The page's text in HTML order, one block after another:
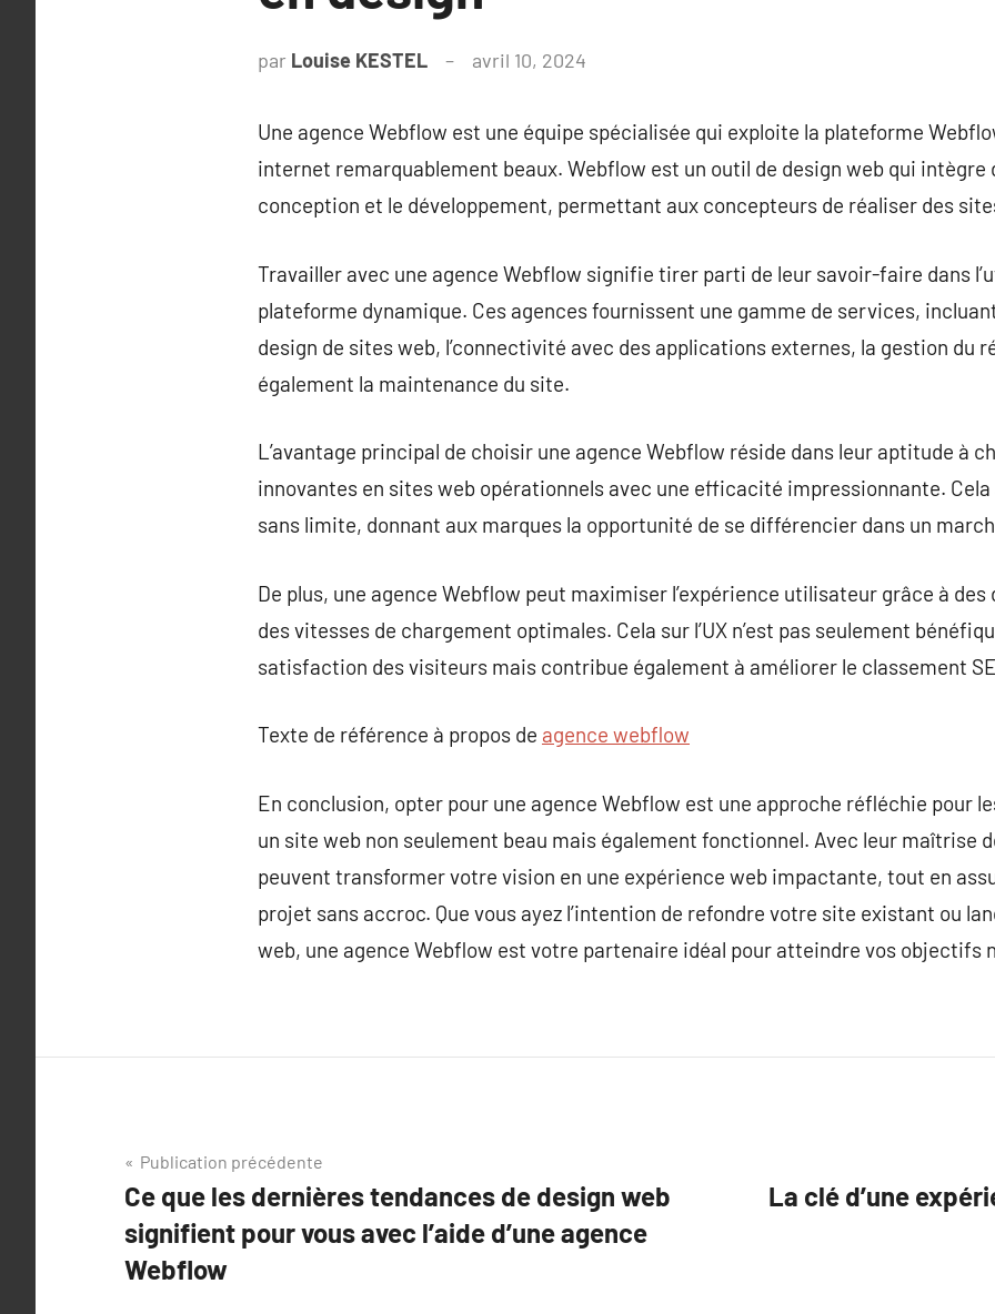
par Louise KESTEL avril 10, 2024
Une agence Webflow est une équipe spécialisée qui exploite la plateforme
internet remarquablement beaux. Webflow est un outil de design web qui
conception et le développement, permettant aux concepteurs de réaliser des
Travailler avec une agence Webflow signifie tirer parti de leur savoir-faire dans
plateforme dynamique. Ces agences fournissent une gamme de services,
design de sites web, l’connectivité avec des applications externes, la gestion du
également la maintenance du site.
L’avantage principal de choisir une agence Webflow réside dans leur aptitude à
innovantes en sites web opérationnels avec une efficacité impressionnante.
sans limite, donnant aux marques la opportunité de se différencier dans un
De plus, une agence Webflow peut maximiser l’expérience utilisateur grâce à
des vitesses de chargement optimales. Cela sur l’UX n’est pas seulement
satisfaction des visiteurs mais contribue également à améliorer le classement
Texte de référence à propos de agence webflow
En conclusion, opter pour une agence Webflow est une approche réfléchie pour
un site web non seulement beau mais également fonctionnel. Avec leur maîtrise
peuvent transformer votre vision en une expérience web impactante, tout en
projet sans accroc. Que vous ayez l’intention de refondre votre site existant ou
web, une agence Webflow est votre partenaire idéal pour atteindre vos objectifs
Navigation
de
l’article
Publication précédente
Ce que les dernières tendances de design web
signifient pour vous avec l’aide d’une agence
Webflow
La clé d’une